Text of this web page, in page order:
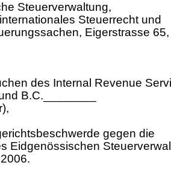
Steuerverwaltung,
Steuerrecht und
Eigerstrasse
des Internal Revenue
B.C.________
gegen die
Eidgenössischen